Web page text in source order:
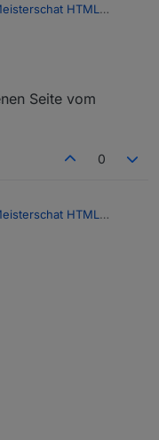
HTML
Seite vom
0
HTML